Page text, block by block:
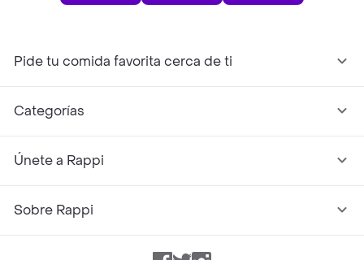
Pide tu comida favorita cerca de ti
Categorías
Únete a Rappi
Sobre Rappi